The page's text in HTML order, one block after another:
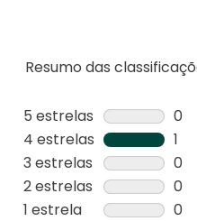
Resumo das
5 estrelas estrelas
0
0
com
5
4 estrelas estrelas
1
1
com
3 estrelas estrelas
0
0
2 estrelas estrelas
0
0
1 estrela estrelas
0